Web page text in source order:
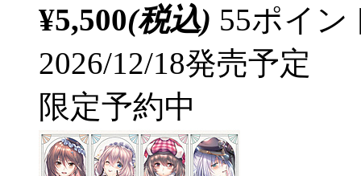
¥5,500(税込) 55ポイ
2026/12/18発売予定
限定予約中